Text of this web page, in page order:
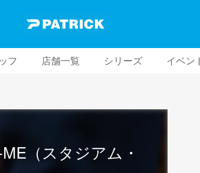
フ 店舗一覧 シリーズ イベン
（スタジアム・